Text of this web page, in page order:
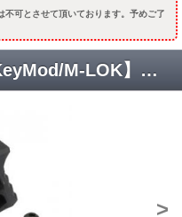
不可とさせて頂いております。予めご了
HALO ハンドストップ【KeyMod/M-LOK】両対応タイプ [KW-KU-236] [取寄]
>